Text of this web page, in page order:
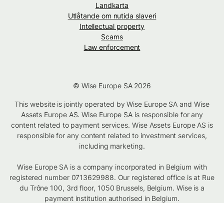
Landkarta
Utlåtande om nutida slaveri
Intellectual property
Scams
Law enforcement
© Wise Europe SA 2026
This website is jointly operated by Wise Europe SA and Wise
Assets Europe AS. Wise Europe SA is responsible for any
content related to payment services. Wise Assets Europe AS is
responsible for any content related to investment services,
including marketing.
Wise Europe SA is a company incorporated in Belgium with
registered number 0713629988. Our registered office is at Rue
du Trône 100, 3rd floor, 1050 Brussels, Belgium. Wise is a
payment institution authorised in Belgium.